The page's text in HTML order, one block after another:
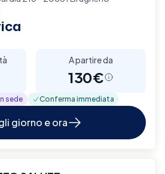
A partire da
130€
sede Conferma immediata
giorno e ora